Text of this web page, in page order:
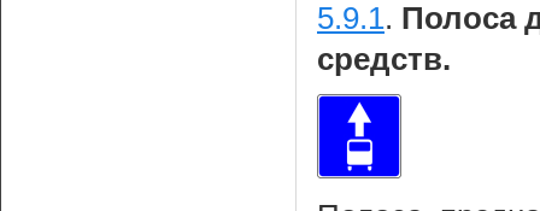
5.9.1. Полоса
средств.